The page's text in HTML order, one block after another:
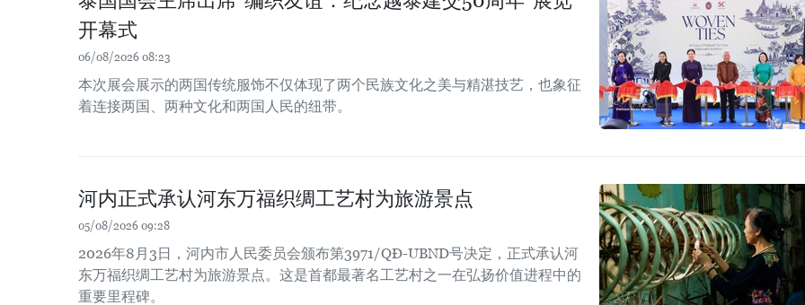
开幕式
06/08/2026 08:23
本次展会展示的两国传统服饰不仅体现了两个民族文化之美与精湛技艺，也象征
着连接两国、两种文化和两国人民的纽带。
河内正式承认河东万福织绸工艺村为旅游景点
05/08/2026 09:28
2026年8月3日，河内市人民委员会颁布第3971/QĐ-UBND号决定，正式承认河
东万福织绸工艺村为旅游景点。这是首都最著名工艺村之一在弘扬价值进程中的
重要里程碑。